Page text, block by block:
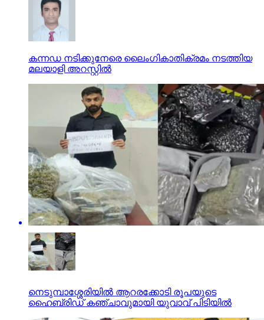
കന്നഡ നടിക്കുനേരെ ലൈംഗികാതിക്രമം നടത്തിയ
മലയാളി അറസ്റ്റിൽ
നെടുമ്പാശ്ശേരിയിൽ ആറരക്കോടി രൂപയുടെ
ഹൈബ്രിഡ് കഞ്ചാവുമായി യുവാവ് പിടിയിൽ